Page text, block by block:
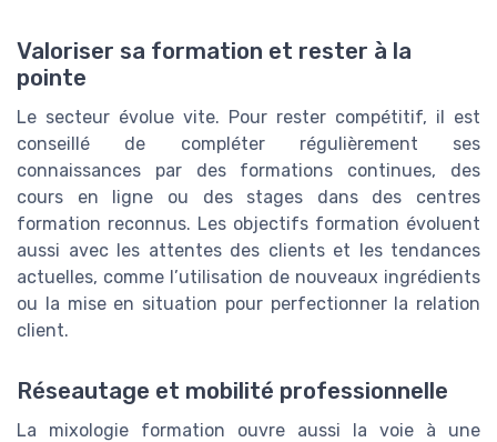
Valoriser sa formation et rester à la
pointe
Le secteur évolue vite. Pour rester compétitif, il est
conseillé de compléter régulièrement ses
connaissances par des formations continues, des
cours en ligne ou des stages dans des centres
formation reconnus. Les objectifs formation évoluent
aussi avec les attentes des clients et les tendances
actuelles, comme l’utilisation de nouveaux ingrédients
ou la mise en situation pour perfectionner la relation
client.
Réseautage et mobilité professionnelle
La mixologie formation ouvre aussi la voie à une